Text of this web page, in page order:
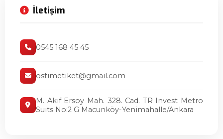
İletişim
0545 168 45 45
ostimetiket@gmail.com
M. Akif Ersoy Mah. 328. Cad. TR Invest Metro
Suits No:2 G Macunköy-Yenimahalle/Ankara